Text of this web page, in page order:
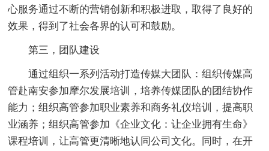
心服务通过不断的营销创新和积极进取，取得了良好的
效果，得到了社会各界的认可和鼓励。
第三，团队建设
通过组织一系列活动打造传媒大团队：组织传媒高
管赴南安参加摩尔发展培训，培养传媒团队的团结协作
能力；组织高管参加职业素养和商务礼仪培训，提高职
业涵养；组织高管参加《企业文化：让企业拥有生命》
课程培训，让高管更清晰地认同公司文化。同时，在开